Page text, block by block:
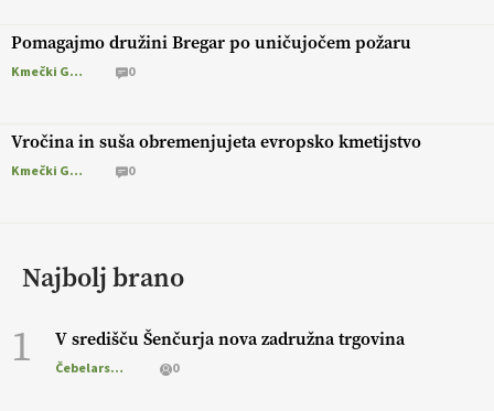
Pomagajmo družini Bregar po uničujočem požaru
Kmečki Glas 0
Vročina in suša obremenjujeta evropsko kmetijstvo
Kmečki Glas 0
Najbolj brano
1 V središču Šenčurja nova zadružna trgovina
Čebelarstvo 0